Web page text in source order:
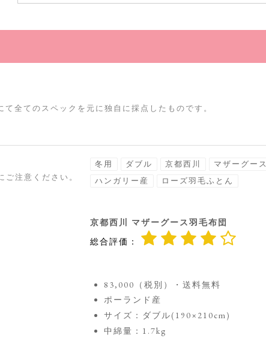
全てのスペックを元に独自に採点したものです。
注意ください。
冬用 ダブル 京都西川
マザーグース
ハンガリー産
ローズ羽毛ふとん
京都西川 マザーグース羽毛布団
総合評価：
83,000（税別）・送料無料
ポーランド産
サイズ：ダブル(190×210cm)
中綿量：1.7kg